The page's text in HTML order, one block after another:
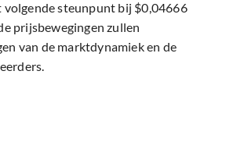
volgende steunpunt bij $0,04666
prijsbewegingen zullen
van de marktdynamiek en de